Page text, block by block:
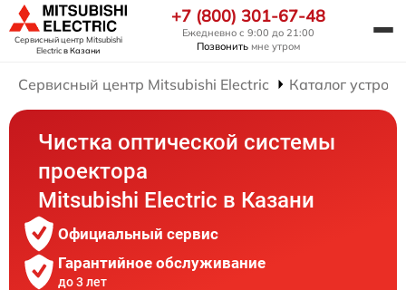
Сервисный центр Mitsubishi
Electricв Казани
+7 (800) 301-67-48
Ежедневно с 9:00 до 21:00
Позвонить мне утром
Сервисный центр Mitsubishi Electric Каталог
Чистка оптической системы
проектора
Mitsubishi Electric в Казани
Официальный сервис
Гарантийное обслуживание
до 3 лет